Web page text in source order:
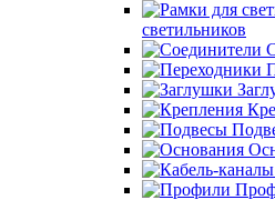
светильников